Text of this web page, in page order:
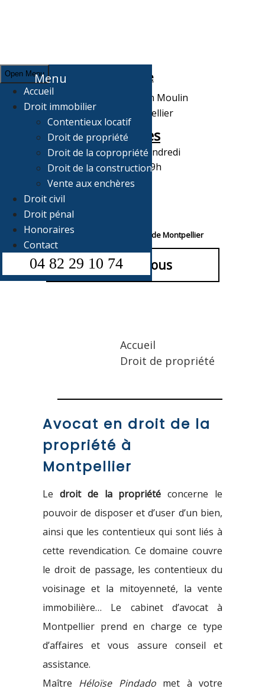
Open MenuMenu
Accueil
Droit immobilier
Contentieux locatif
Droit de propriété
Droit de la copropriété
Droit de la construction
Vente aux enchères
Droit civil
Droit pénal
Honoraires
Contact
04 82 29 10 74
Adresse
7, Grand rue Jean Moulin
34000 Montpellier
Horaires
Du Lundi au Vendredi
de 10H à 19h
Votre avocat au Barreau de Montpellier
Contactez-nous
Accueil
Droit de propriété
Avocat en droit de la
propriété à
Montpellier
Le droit de la propriété concerne le
pouvoir de disposer et d’user d’un bien,
ainsi que les contentieux qui sont liés à
cette revendication. Ce domaine couvre
le droit de passage, les contentieux du
voisinage et la mitoyenneté, la vente
immobilière… Le cabinet d’avocat à
Montpellier prend en charge ce type
d’affaires et vous assure conseil et
assistance.
Maître Héloïse Pindadomet à votre